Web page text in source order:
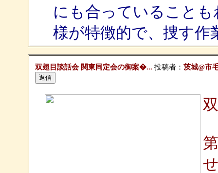
にも合っていること
様が特徴的で、捜す作
双翅目談話会 関東同定会の御案�... 投稿者： 茨城@市